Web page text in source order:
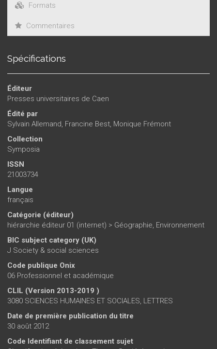
Formats
Commentaires
Spécifications
Éditeur
Presses universitaires de Caen
Édité par
Sylvain Allemand Francine Best Monique Frémont
Collection
Symposia
ISSN
21003734
Langue
français
Catégorie (éditeur)
hiérarchie éditeur 01 (internet) > Géographie, Environnement
BIC subject category (UK)
J Society & social sciences
Code publique Onix
06 Professionnel et académique
CLIL (Version 2013-2019 )
3080 SCIENCES HUMAINES ET SOCIALES, LETTRES
Date de première publication du titre
30 août 2012
Code Identifiant de classement sujet